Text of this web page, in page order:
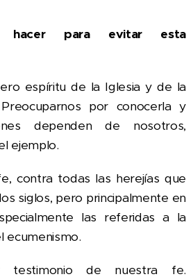
hacer para evitar esta
espíritu de la Iglesia y de la
por conocerla y
dependen de nosotros,
ejemplo.
contra todas las herejías que
siglos, pero principalmente en
las referidas a la
ecumenismo.
testimonio de nuestra fe.